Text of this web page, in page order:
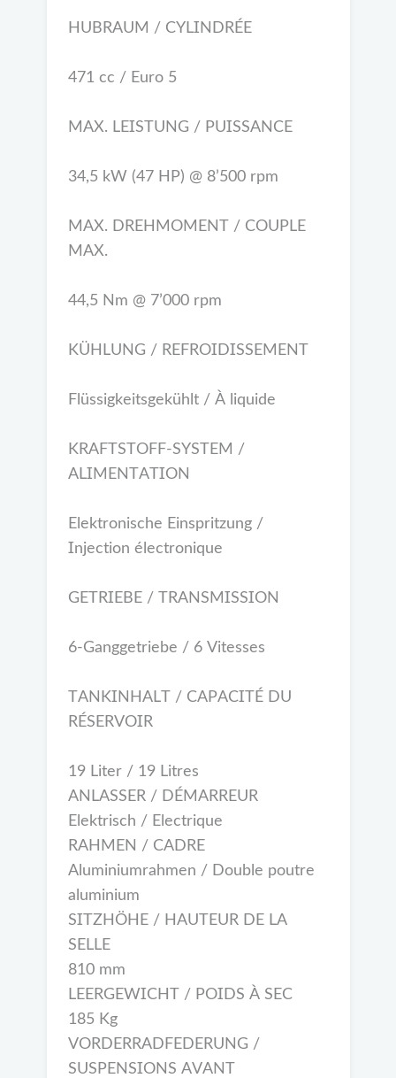
HUBRAUM / CYLINDRÉE
471 cc / Euro 5
MAX. LEISTUNG / PUISSANCE
34,5 kW (47 HP) @ 8’500 rpm
MAX. DREHMOMENT / COUPLE
MAX.
44,5 Nm @ 7’000 rpm
KÜHLUNG / REFROIDISSEMENT
Flüssigkeitsgekühlt / À liquide
KRAFTSTOFF-SYSTEM /
ALIMENTATION
Elektronische Einspritzung /
Injection électronique
GETRIEBE / TRANSMISSION
6-Ganggetriebe / 6 Vitesses
TANKINHALT / CAPACITÉ DU
RÉSERVOIR
19 Liter / 19 Litres
ANLASSER / DÉMARREUR
Elektrisch / Electrique
RAHMEN / CADRE
Aluminiumrahmen / Double poutre
aluminium
SITZHÖHE / HAUTEUR DE LA
SELLE
810 mm
LEERGEWICHT / POIDS À SEC
185 Kg
VORDERRADFEDERUNG /
SUSPENSIONS AVANT